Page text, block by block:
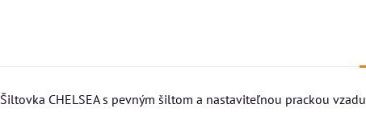
Šiltovka CHELSEA s pevným šiltom a nastaviteľnou prackou vzadu